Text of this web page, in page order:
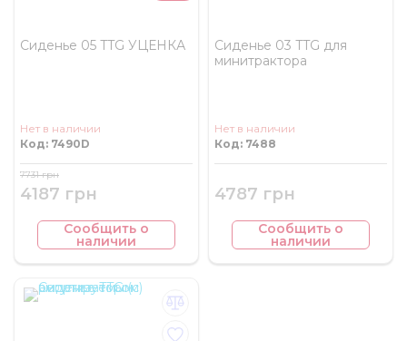
Сиденье 05 TTG УЦЕНКА
Нет в наличии
Код: 7490D
4187 грн
7731 грн
Сообщить о
наличии
Сиденье 03 TTG для
минитрактора
Нет в наличии
Код: 7488
4787 грн
Сообщить о
наличии